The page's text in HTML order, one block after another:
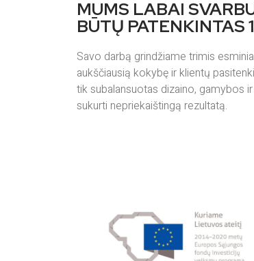
MUMS LABAI
BŪTŲ PATENKINTAS
Savo darbą grindžiame trimis
aukščiausią kokybę ir klientų
tik subalansuotas dizaino, gamybos
sukurti nepriekaištingą rezultatą.